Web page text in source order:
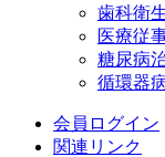
歯科衛
医療従
糖尿病
循環器
会員ログイン
関連リンク